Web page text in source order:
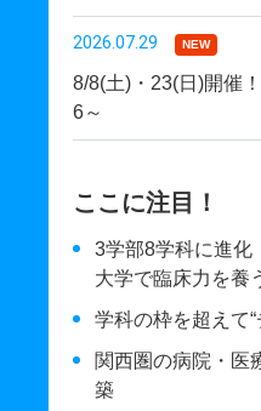
2026.07.29 NEW
8/8(土)・23(日)開催
6～
ここに注目！
3学部8学科に進化
大学で臨床力を養
学科の枠を超えて
関西圏の病院・医
築